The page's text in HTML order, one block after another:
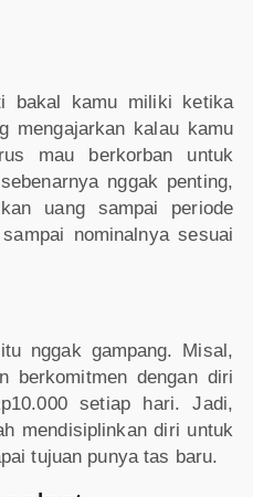
bakal kamu miliki ketika
mengajarkan kalau kamu
mau berkorban untuk
nggak penting,
uang sampai periode
nominalnya sesuai
nggak gampang. Misal,
berkomitmen dengan diri
setiap hari. Jadi,
mendisiplinkan diri untuk
tujuan punya tas baru.